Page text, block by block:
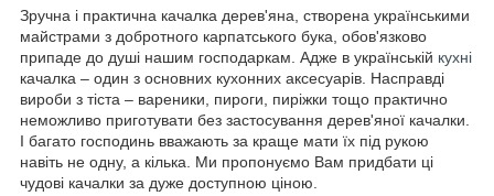
Зручна і практична качалка дерев'яна, створена українськими
майстрами з добротного карпатського бука, обов'язково
припаде до душі нашим господаркам. Адже в українській кухні
качалка – один з основних кухонних аксесуарів. Насправді
вироби з тіста – вареники, пироги, пиріжки тощо практично
неможливо приготувати без застосування дерев'яної качалки.
І багато господинь вважають за краще мати їх під рукою
навіть не одну, а кілька. Ми пропонуємо Вам придбати ці
чудові качалки за дуже доступною ціною.